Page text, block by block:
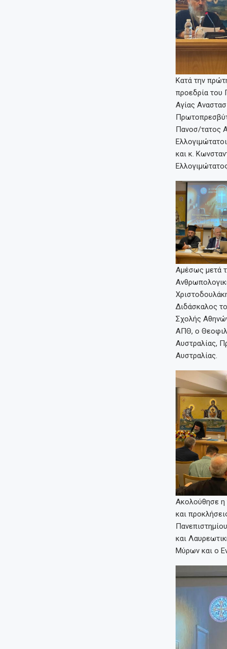
Κατά την
προεδρία του
Αγίας
Πανοσ/τατος
και κ.
Αμέσως μετά
Διδάσκαλος
Σχολής
ΑΠΘ, ο
Αυστραλίας,
Αυστραλίας.
Ακολούθησε η
και
και
Μύρων και ο